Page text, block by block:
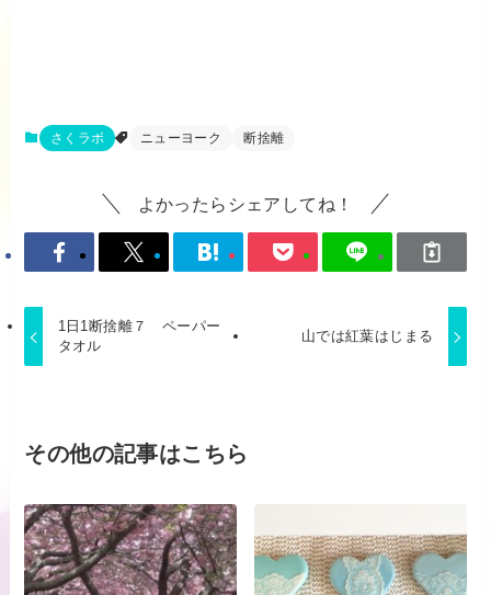
さくラボ ニューヨーク 断捨離
よかったらシェアしてね！
1日1断捨離７ ペーパー
タオル
山では紅葉はじまる
その他の記事はこちら